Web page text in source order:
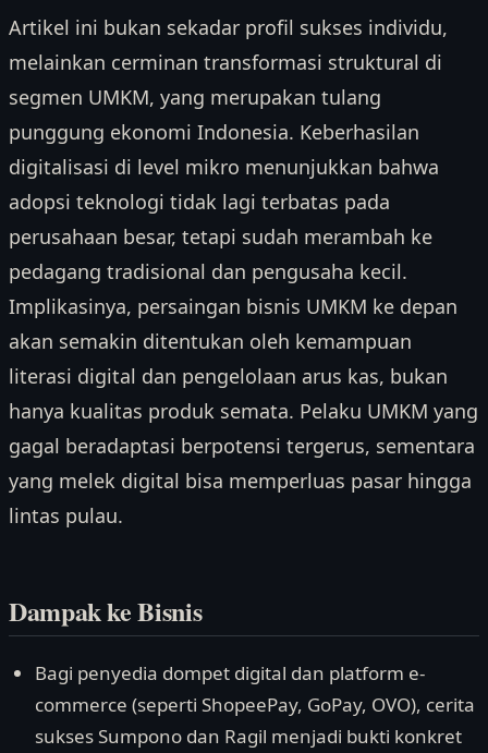
Artikel ini bukan sekadar profil sukses individu,
melainkan cerminan transformasi struktural di
segmen UMKM, yang merupakan tulang
punggung ekonomi Indonesia. Keberhasilan
digitalisasi di level mikro menunjukkan bahwa
adopsi teknologi tidak lagi terbatas pada
perusahaan besar, tetapi sudah merambah ke
pedagang tradisional dan pengusaha kecil.
Implikasinya, persaingan bisnis UMKM ke depan
akan semakin ditentukan oleh kemampuan
literasi digital dan pengelolaan arus kas, bukan
hanya kualitas produk semata. Pelaku UMKM yang
gagal beradaptasi berpotensi tergerus, sementara
yang melek digital bisa memperluas pasar hingga
lintas pulau.
Dampak ke Bisnis
Bagi penyedia dompet digital dan platform e-
commerce (seperti ShopeePay, GoPay, OVO), cerita
sukses Sumpono dan Ragil menjadi bukti konkret